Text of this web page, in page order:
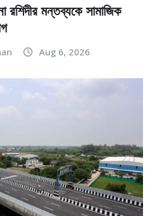
রশিদীর মন্তব্যকে সামাজিক
Aug 6, 2026